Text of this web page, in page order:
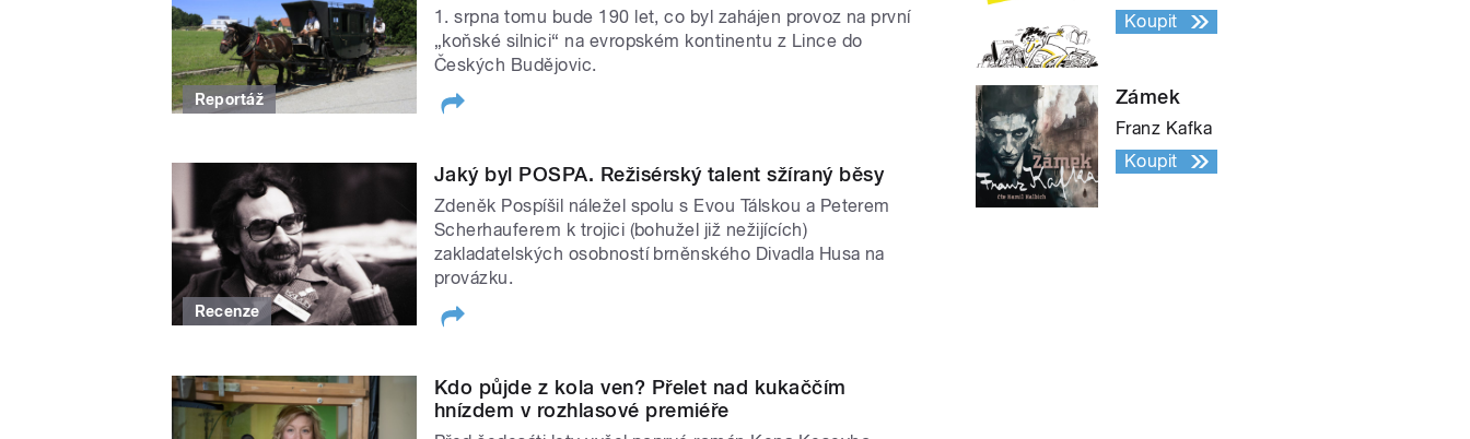
Reportáž
1. srpna tomu bude 190 let, co byl zahájen provoz na první
„koňské silnici“ na evropském kontinentu z Lince do
Českých Budějovic.
Recenze
Jaký byl POSPA. Režisérský talent sžíraný běsy
Zdeněk Pospíšil náležel spolu s Evou Tálskou a Peterem
Scherhauferem k trojici (bohužel již nežijících)
zakladatelských osobností brněnského Divadla Husa na
provázku.
Kdo půjde z kola ven? Přelet nad kukaččím
hnízdem v rozhlasové premiéře
Koupit
Zámek
Franz Kafka
Koupit